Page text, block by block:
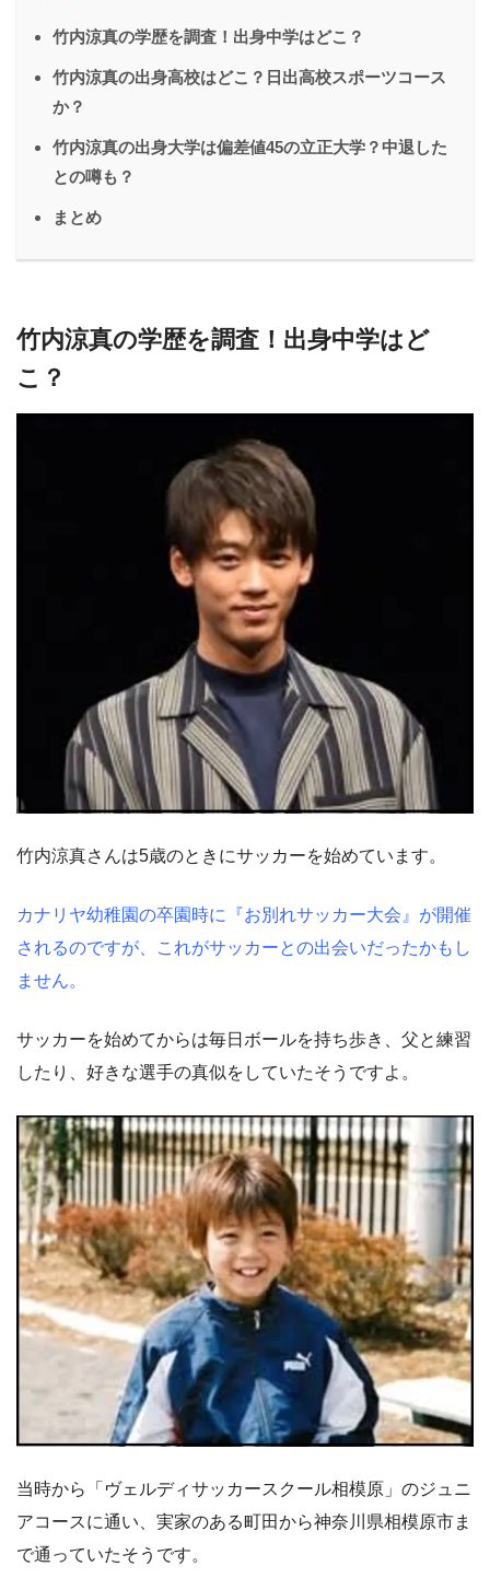
竹内涼真の学歴を調査！出身中学はどこ？
竹内涼真の出身高校はどこ？日出高校スポーツコース
か？
竹内涼真の出身大学は偏差値45の立正大学？中退した
との噂も？
まとめ
竹内涼真の学歴を調査！出身中学はど
こ？
竹内涼真さんは5歳のときにサッカーを始めています。
カナリヤ幼稚園の卒園時に『お別れサッカー大会』が開催
されるのですが、これがサッカーとの出会いだったかもし
ません。
サッカーを始めてからは毎日ボールを持ち歩き、父と練習
したり、好きな選手の真似をしていたそうですよ。
当時から「ヴェルディサッカースクール相模原」のジュニ
アコースに通い、実家のある町田から神奈川県相模原市ま
で通っていたそうです。